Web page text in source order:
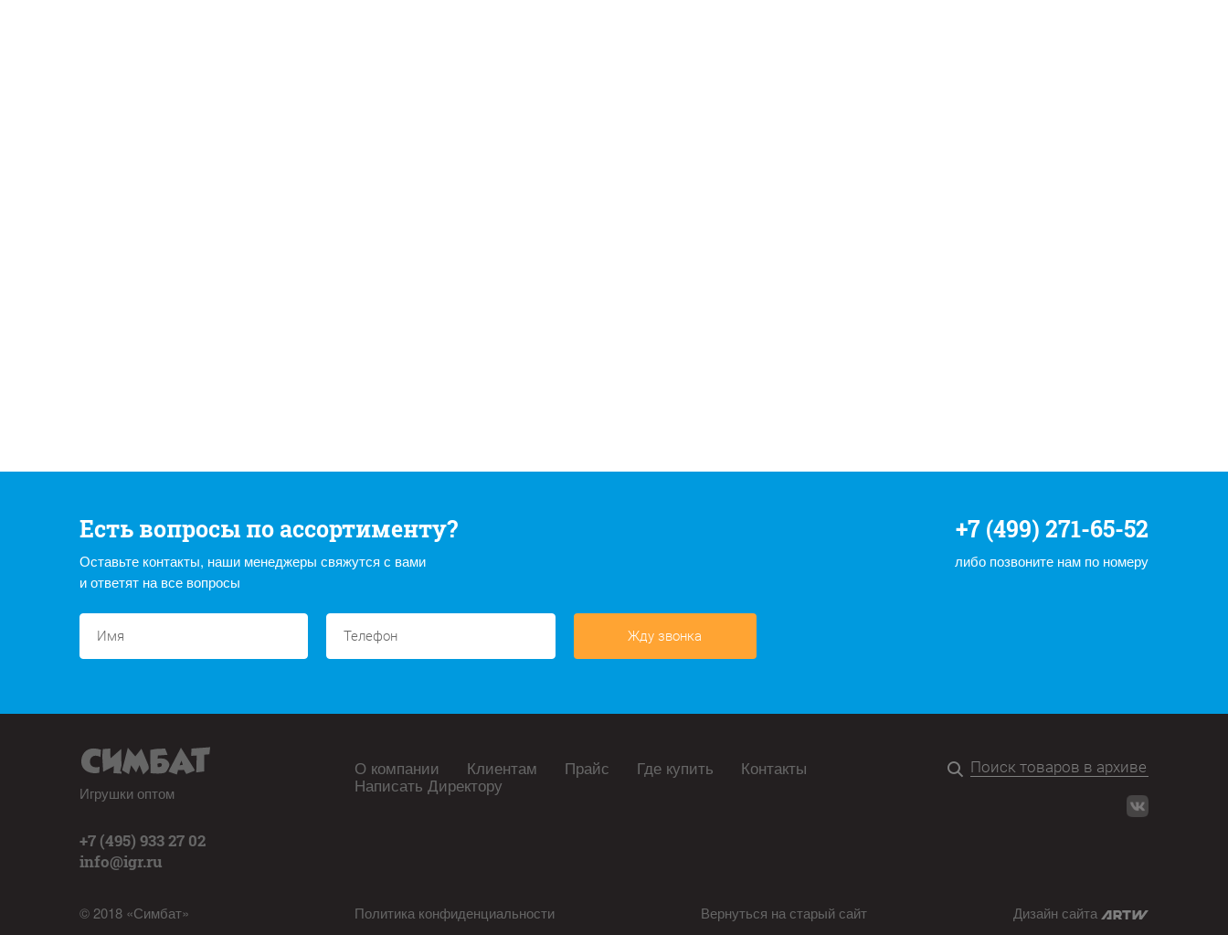
Есть вопросы по ассортименту?
Оставьте контакты, наши менеджеры свяжутся с вами
и ответят на все вопросы
+7 (499) 271-65-52
либо позвоните нам по номеру
Жду звонка
Игрушки оптом
+7 (495) 933 27 02
info@igr.ru
© 2018 «Симбат»
О компании Клиентам Прайс Где купить Контакты
Написать Директору
Политика конфиденциальности Вернуться на старый сайт Дизайн сайта